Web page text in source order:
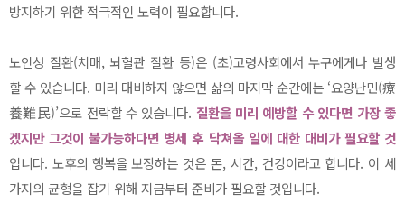
방지하기 위한 적극적인 노력이 필요합니다.
노인성 질환(치매, 뇌혈관 질환 등)은 (초)고령사회에서 누구에게나 발생
할 수 있습니다. 미리 대비하지 않으면 삶의 마지막 순간에는 ‘요양난민(療
養難民)’으로 전락할 수 있습니다. 질환을 미리 예방할 수 있다면 가장 좋
겠지만 그것이 불가능하다면 병세 후 닥쳐올 일에 대한 대비가 필요할 것
입니다. 노후의 행복을 보장하는 것은 돈, 시간, 건강이라고 합니다. 이 세
가지의 균형을 잡기 위해 지금부터 준비가 필요할 것입니다.